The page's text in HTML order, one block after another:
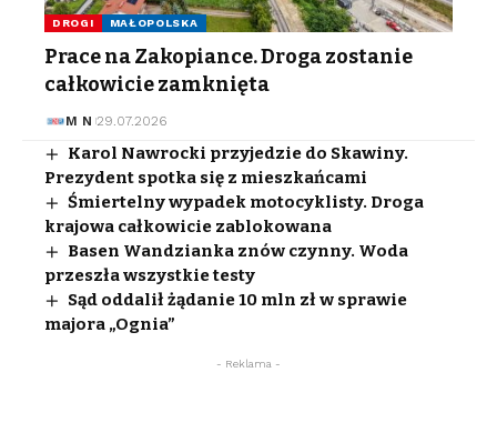
DROGI MAŁOPOLSKA
Prace na Zakopiance. Droga zostanie
całkowicie zamknięta
M N 29.07.2026
Karol Nawrocki przyjedzie do Skawiny.
Prezydent spotka się z mieszkańcami
Śmiertelny wypadek motocyklisty. Droga
krajowa całkowicie zablokowana
Basen Wandzianka znów czynny. Woda
przeszła wszystkie testy
Sąd oddalił żądanie 10 mln zł w sprawie
majora „Ognia”
- Reklama -